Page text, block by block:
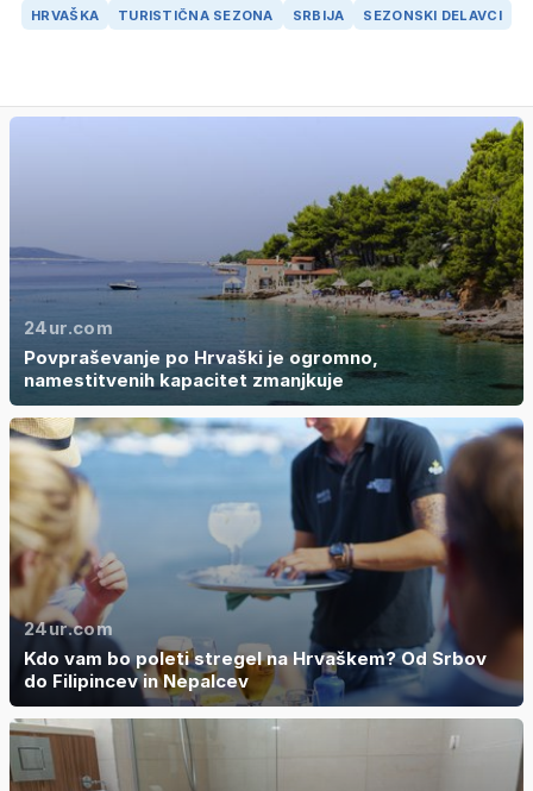
HRVAŠKA TURISTIČNA SEZONA SRBIJA SEZONSKI DELAVCI
24ur.com
Povpraševanje po Hrvaški je ogromno,
namestitvenih kapacitet zmanjkuje
24ur.com
Kdo vam bo poleti stregel na Hrvaškem? Od Srbov
do Filipincev in Nepalcev